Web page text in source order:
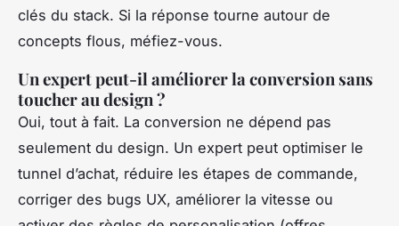
clés du stack. Si la réponse tourne autour de
concepts flous, méfiez-vous.
Un expert peut-il améliorer la conversion sans
toucher au design ?
Oui, tout à fait. La conversion ne dépend pas
seulement du design. Un expert peut optimiser le
tunnel d’achat, réduire les étapes de commande,
corriger des bugs UX, améliorer la vitesse ou